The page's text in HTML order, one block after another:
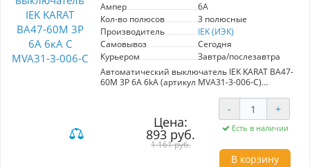
Ампер
6A
Кол-во полюсов
3 полюсные
Производитель
IEK (ИЭК)
Самовывоз
Сегодня
Курьером
Завтра/послезавтра
Автоматический выключатель IEK KARAT ВА47-
60M 3P 6A 6kA (артикул MVA31-3-006-C)
электроустановок от сверхтоков и позволяет
оперативно управлять электрическими
цепями. Идеально подходит для групповых и
учетно-распределительных щитов в квартирах
и административных зданиях. Номинальный
ток: 6A. Высокое качество и безопасность от
Цена:
893 руб.
1 161 руб.
- +
Есть в наличии
В корзину